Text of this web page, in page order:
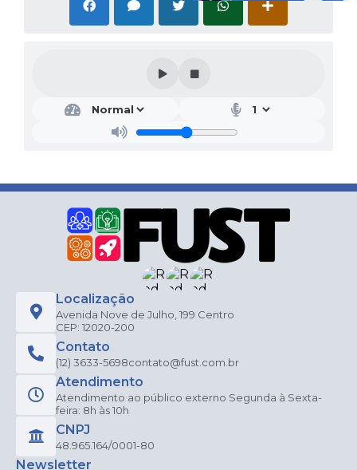
Localização
Avenida Nove de Julho, 199 Centro
CEP: 12020-200
Contato
(12) 3633-5698contato@fust.com.br
Atendimento
Atendimento ao público externo Segunda à Sexta-
feira: 8h às 10h
CNPJ
48.965.164/0001-80
Newsletter